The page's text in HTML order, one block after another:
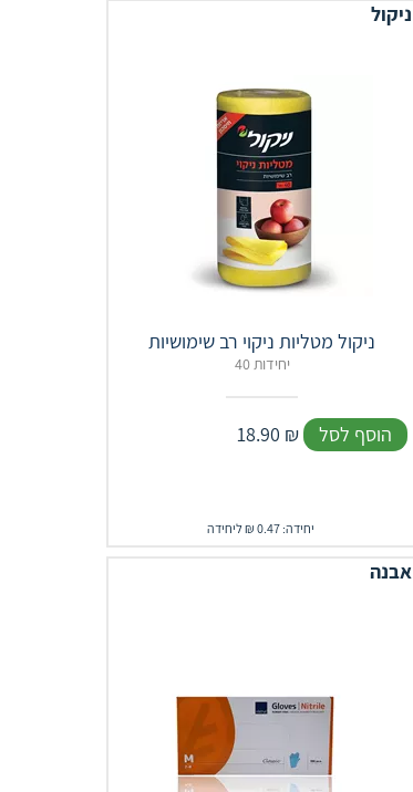
ניקול
ניקול מטליות ניקוי רב שימושיות
40 יחידות
18.90 ₪ הוסף לסל
יחידה: 0.47 ₪ ליחידה
אבנה